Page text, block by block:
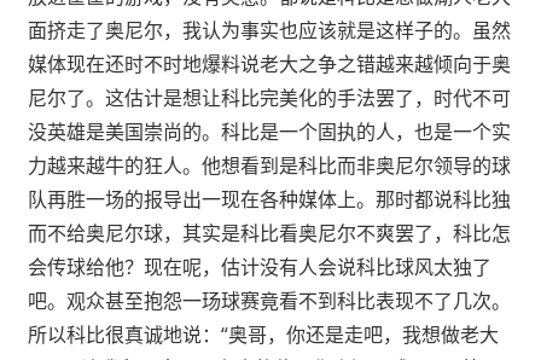
面挤走了奥尼尔，我认为事实也应该就是这样子的。虽然
媒体现在还时不时地爆料说老大之争之错越来越倾向于奥
尼尔了。这估计是想让科比完美化的手法罢了，时代不可
没英雄是美国崇尚的。科比是一个固执的人，也是一个实
力越来越牛的狂人。他想看到是科比而非奥尼尔领导的球
队再胜一场的报导出一现在各种媒体上。那时都说科比独
而不给奥尼尔球，其实是科比看奥尼尔不爽罢了，科比怎
会传球给他？现在呢，估计没有人会说科比球风太独了
吧。观众甚至抱怨一玚球赛竟看不到科比表现不了几次。
所以科比很真诚地说：“奥哥，你还是走吧，我想做老大